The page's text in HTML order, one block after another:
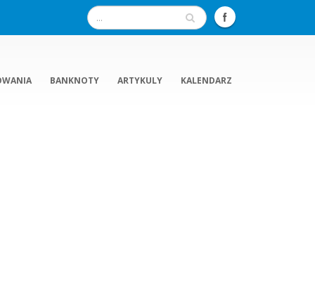
BANKNOTY ARTYKULY KALENDARZ